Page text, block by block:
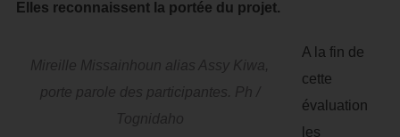
Elles reconnaissent la portée du projet.
Mireille Missainhoun alias Assy Kiwa,
porte parole des participantes. Ph /
Tognidaho
A la fin de
cette
évaluation
les